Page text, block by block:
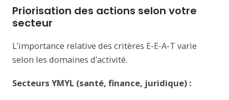
Priorisation des actions selon votre
secteur
L’importance relative des critères E-E-A-T varie
selon les domaines d’activité.
Secteurs YMYL (santé, finance, juridique) :